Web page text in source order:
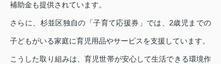
補助金も提供されています。
さらに、杉並区独自の「子育て応援券」では、2歳児までの
子どもがいる家庭に育児用品やサービスを支援しています。
こうした取り組みは、育児世帯が安心して生活できる環境作